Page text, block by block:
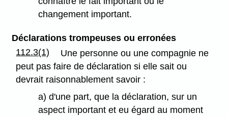
changement important.
Déclarations trompeuses ou erronées
112.3(1)
Une personne ou une compagnie ne
peut pas faire de déclaration si elle sait ou
devrait raisonnablement savoir :
a) d'une part, que la déclaration, sur un
aspect important et eu égard au moment